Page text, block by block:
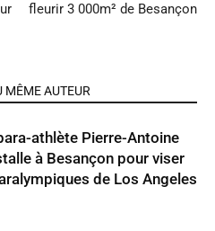
fleurir 3 000m² de Besançon
MÊME AUTEUR
athlète Pierre-Antoine
à Besançon pour viser
de Los Angeles